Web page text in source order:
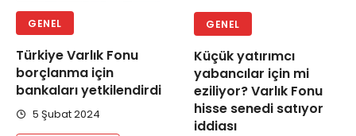
GENEL
Türkiye Varlık Fonu
borçlanma için
bankaları yetkilendirdi
5 Şubat 2024
GENEL
Küçük yatırımcı
yabancılar için mi
eziliyor? Varlık Fonu
hisse senedi satıyor
iddiası